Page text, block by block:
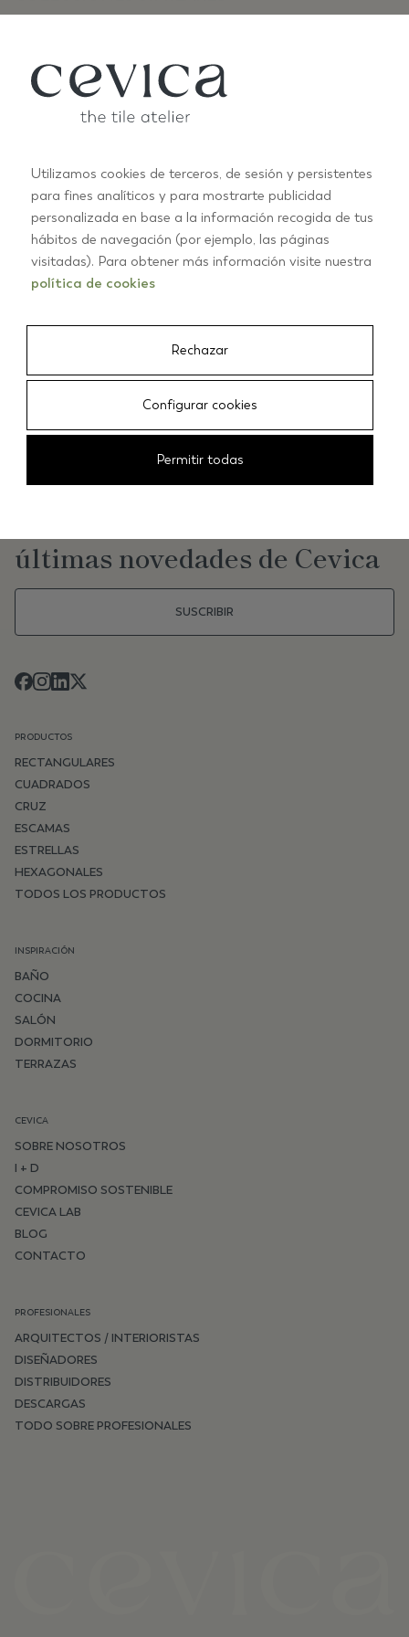
ANTIC SPECIAL
01/03
últimas novedades de Cevica
SUSCRIBIR
PRODUCTOS
RECTANGULARES
CUADRADOS
CRUZ
ESCAMAS
ESTRELLAS
HEXAGONALES
TODOS LOS PRODUCTOS
INSPIRACIÓN
BAÑO
COCINA
SALÓN
DORMITORIO
TERRAZAS
CEVICA
SOBRE NOSOTROS
I + D
COMPROMISO SOSTENIBLE
CEVICA LAB
BLOG
CONTACTO
PROFESIONALES
ARQUITECTOS / INTERIORISTAS
DISEÑADORES
DISTRIBUIDORES
DESCARGAS
TODO SOBRE PROFESIONALES
Utilizamos cookies de terceros, de sesión y persistentes
para fines analíticos y para mostrarte publicidad
personalizada en base a la información recogida de tus
hábitos de navegación (por ejemplo, las páginas
visitadas). Para obtener más información visite nuestra
política de cookies
Rechazar
Configurar cookies
Permitir todas